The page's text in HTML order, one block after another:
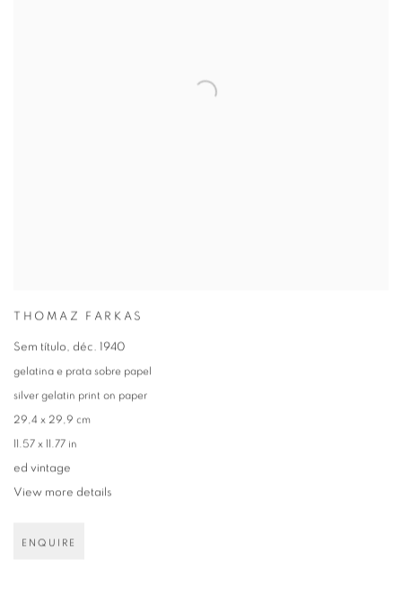
THOMAZ FARKAS
Sem título, déc. 1940
gelatina e prata sobre papel
silver gelatin print on paper
29,4 x 29,9 cm
11.57 x 11.77 in
ed vintage
View more details
ENQUIRE